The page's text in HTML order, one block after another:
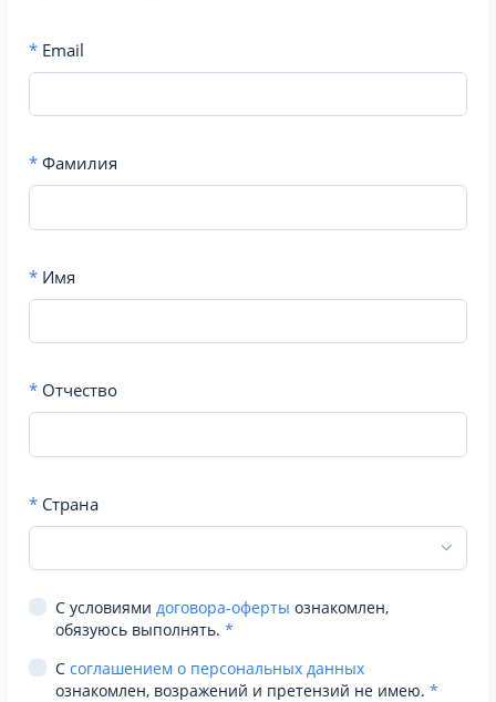
* Email
* Фамилия
* Имя
* Отчество
* Страна
С условиями договора-оферты ознакомлен,
обязуюсь выполнять. *
С соглашением о персональных данных
ознакомлен, возражений и претензий не имею. *